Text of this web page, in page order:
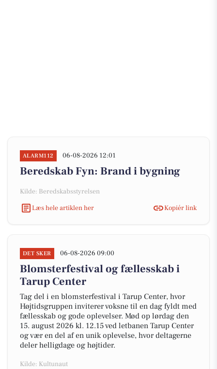
ALARM112 06-08-2026 12:01
Beredskab Fyn: Brand i bygning
Kilde: Beredskabsstyrelsen
Læs hele artiklen her
Kopiér link
DET SKER 06-08-2026 09:00
Blomsterfestival og fællesskab i
Tarup Center
Tag del i en blomsterfestival i Tarup Center, hvor
Højtidsgruppen inviterer voksne til en dag fyldt med
fællesskab og gode oplevelser. Mød op lørdag den
15. august 2026 kl. 12.15 ved letbanen Tarup Center
og vær en del af en unik oplevelse, hvor deltagerne
deler helligdage og højtider.
Kilde: Kultunaut